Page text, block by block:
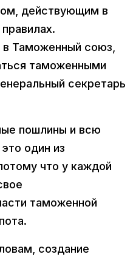
действующим в
в Таможенный союз,
таможенными
секретарь
пошлины и всю
один из
что у каждой
таможенной
создание